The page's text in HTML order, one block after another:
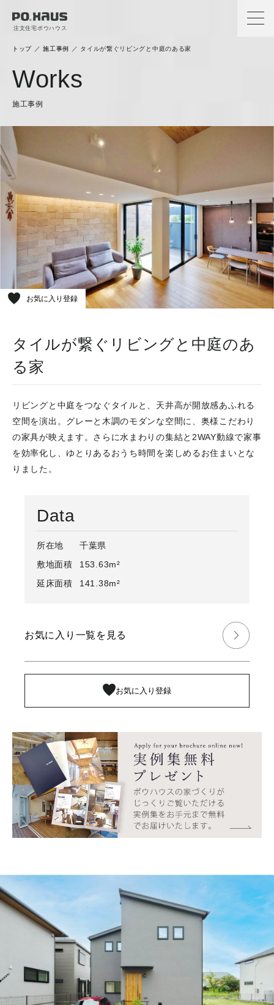
注文住宅ポウハウス
トップ ／施工事例 ／ タイルが繋ぐリビングと中庭のある家
Works
施工事例
お気に入り登録
タイルが繋ぐリビングと中庭のあ
る家
リビングと中庭をつなぐタイルと、天井高が開放感あふれる
空間を演出。グレーと木調のモダンな空間に、奥様こだわり
の家具が映えます。さらに水まわりの集結と2WAY動線で家事
を効率化し、ゆとりあるおうち時間を楽しめるお住まいとな
りました。
Data
所在地
千葉県
敷地面積
153.63m²
延床面積
141.38m²
お気に入り登録
お気に入り一覧を見る